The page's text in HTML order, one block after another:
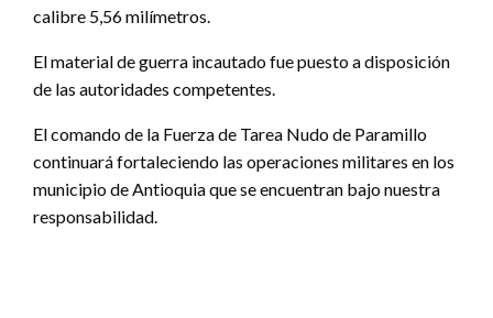
calibre 5,56 milímetros.
El material de guerra incautado fue puesto a disposición
de las autoridades competentes.
El comando de la Fuerza de Tarea Nudo de Paramillo
continuará fortaleciendo las operaciones militares en los
municipio de Antioquia que se encuentran bajo nuestra
responsabilidad.